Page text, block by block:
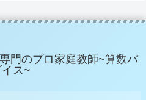
門のプロ家庭教師~算数パ
イス~